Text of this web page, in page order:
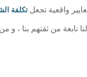
واقعية تجعلتكلفة
نابعة من ثقتهم بنا ،